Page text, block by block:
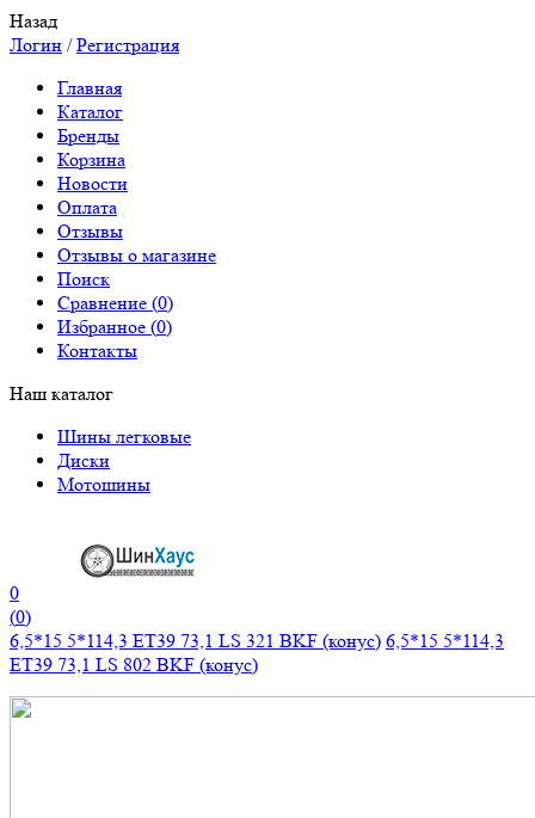
Назад
Логин /Регистрация
Главная
Каталог
Бренды
Корзина
Новости
Оплата
Отзывы
Отзывы о магазине
Поиск
Сравнение (0)
Избранное (0)
Контакты
Наш каталог
Шины легковые
Диски
Мотошины
0
(0)
6,5*15 5*114,3 ET39 73,1 LS 321 BKF (конус) 6,5*15 5*114,3
ET39 73,1 LS 802 BKF (конус)